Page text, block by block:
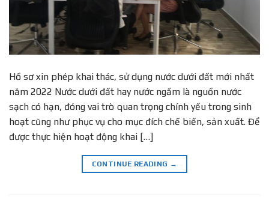
Hồ sơ xin phép khai thác, sử dụng nước dưới đất mới nhất
năm 2022 Nước dưới đất hay nước ngầm là nguồn nước
sạch có hạn, đóng vai trò quan trọng chính yếu trong sinh
hoạt cũng như phục vụ cho mục đích chế biến, sản xuất. Để
được thực hiện hoạt động khai […]
CONTINUE READING →